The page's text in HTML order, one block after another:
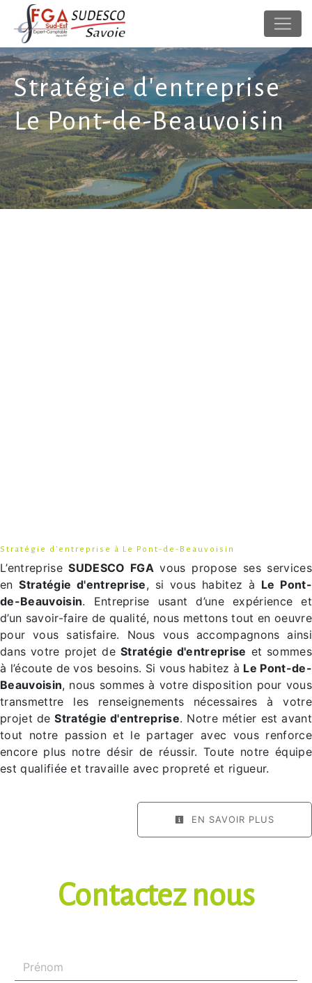
Panneau de gestion des cookies
Stratégie d'entreprise
Le Pont-de-Beauvoisin
Stratégie d'entreprise à Le Pont-de-Beauvoisin
L’entrepriseSUDESCO FGA vous propose ses services
enStratégie d'entreprise, si vous habitez à Le Pont-
de-Beauvoisin. Entreprise usant d’une expérience et
d’un savoir-faire de qualité, nous mettons tout en oeuvre
pour vous satisfaire. Nous vous accompagnons ainsi
dans votre projet deStratégie d'entreprise et sommes
à l’écoute de vos besoins. Si vous habitez à Le Pont-de-
Beauvoisin, nous sommes à votre disposition pour vous
transmettre les renseignements nécessaires à votre
projet deStratégie d'entreprise. Notre métier est avant
tout notre passion et le partager avec vous renforce
encore plus notre désir de réussir. Toute notre équipe
est qualifiée et travaille avec propreté et rigueur.
EN SAVOIR PLUS
Contactez nous